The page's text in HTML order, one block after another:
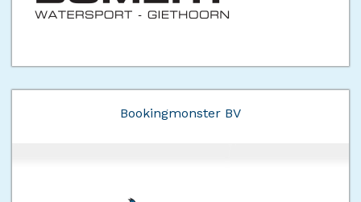
Bookingmonster BV